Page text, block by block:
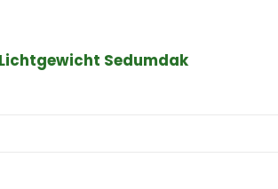
Lichtgewicht Sedumdak